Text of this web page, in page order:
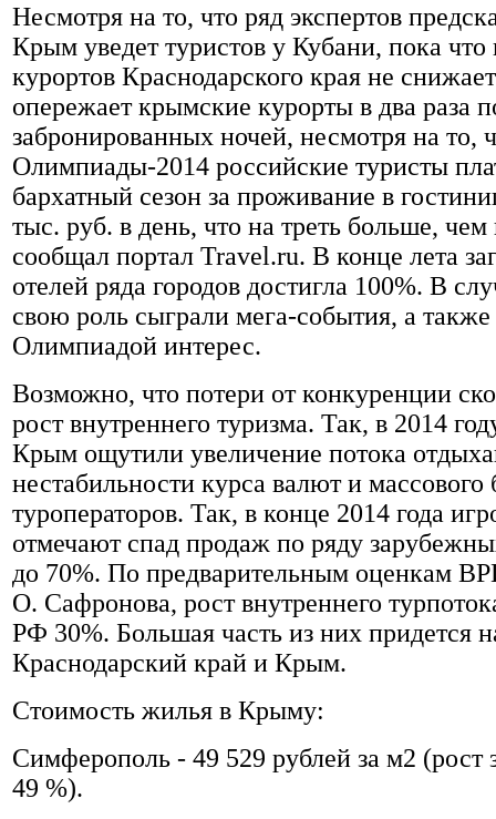
Несмотря на то, что ряд экспертов
Крым уведет туристов у Кубани, пока что
курортов Краснодарского края не
опережает крымские курорты в два раза
забронированных ночей, несмотря на то,
Олимпиады-2014 российские туристы
бархатный сезон за проживание в
тыс. руб. в день, что на треть больше,
сообщал портал Travel.ru. В конце лета
отелей ряда городов достигла 100%. В
свою роль сыграли мега-события, а
Олимпиадой интерес.
Возможно, что потери от конкуренции
рост внутреннего туризма. Так, в 2014
Крым ощутили увеличение потока
нестабильности курса валют и массового
туроператоров. Так, в конце 2014 года
отмечают спад продаж по ряду
до 70%. По предварительным оценкам
О. Сафронова, рост внутреннего
РФ 30%. Большая часть из них придется
Краснодарский край и Крым.
Стоимость жилья в Крыму:
Симферополь - 49 529 рублей за м2 (рост
49 %).